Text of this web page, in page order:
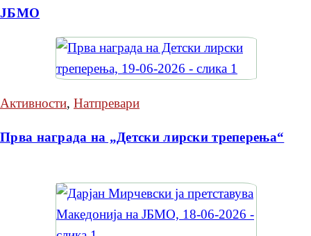
ЈБМО
Активности, Натпревари
Прва награда на „Детски лирски треперења“